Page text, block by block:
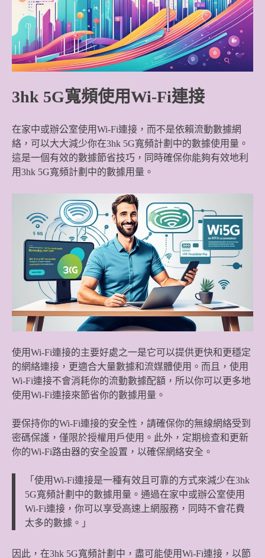
3hk 5G寬頻使用Wi-Fi連接
在家中或辦公室使用Wi-Fi連接，而不是依賴流動數據網
絡，可以大大減少你在3hk 5G寬頻計劃中的數據使用量。
這是一個有效的數據節省技巧，同時確保你能夠有效地利
用3hk 5G寬頻計劃中的數據用量。
使用Wi-Fi連接的主要好處之一是它可以提供更快和更穩定
的網絡連接，更適合大量數據和流媒體使用。而且，使用
Wi-Fi連接不會消耗你的流動數據配額，所以你可以更多地
使用Wi-Fi連接來節省你的數據用量。
要保持你的Wi-Fi連接的安全性，請確保你的無線網絡受到
密碼保護，僅限於授權用戶使用。此外，定期檢查和更新
你的Wi-Fi路由器的安全設置，以確保網絡安全。
「使用Wi-Fi連接是一種有效且可靠的方式來減少在3hk
5G寬頻計劃中的數據用量。通過在家中或辦公室使用
Wi-Fi連接，你可以享受高速上網服務，同時不會花費
太多的數據。」
因此，在3hk 5G寬頻計劃中，盡可能使用Wi-Fi連接，以節